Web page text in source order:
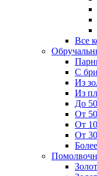
Все
С
Из
Из
До
От
От
От